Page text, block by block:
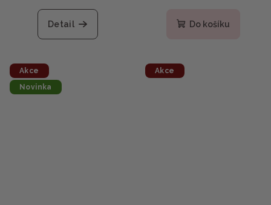
Detail Do košíku
Akce
Novinka
Akce